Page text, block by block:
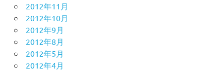
2012年11月
2012年10月
2012年9月
2012年8月
2012年5月
2012年4月